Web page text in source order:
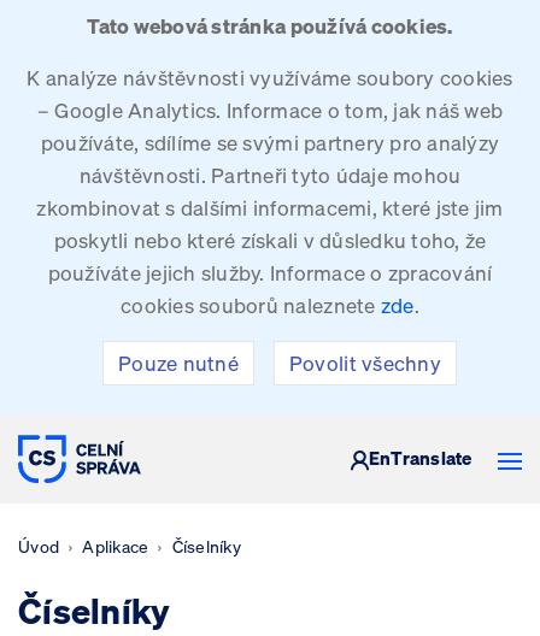
Tato webová stránka používá cookies.
K analýze návštěvnosti využíváme soubory cookies
– Google Analytics. Informace o tom, jak náš web
používáte, sdílíme se svými partnery pro analýzy
návštěvnosti. Partneři tyto údaje mohou
zkombinovat s dalšími informacemi, které jste jim
poskytli nebo které získali v důsledku toho, že
používáte jejich služby. Informace o zpracování
cookies souborů naleznete zde.
Pouze nutné Povolit všechny
CELNÍ SPRÁVA ČESKÉ REPUBLIKY
EnTranslate
Úvod Aplikace Číselníky
Číselníky